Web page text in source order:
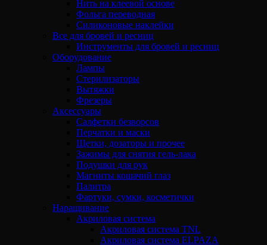
Нить на клеевой основе
Фольга переводная
Силиконовые наклейки
Все для бровей и ресниц
Инструменты для бровей и ресниц
Оборудование
Лампы
Стерилизаторы
Вытяжки
Фрезеры
Аксессуары
Салфетки безворсов
Перчатки и маски
Щетки, дозаторы и прочее
Зажимы для снятия гель-лака
Подушки для рук
Магниты кошачий глаз
Палитра
Фартуки, сумки, косметички
Наращивание
Акриловая система
Акриловая система TNL
Акриловая система ELPAZA